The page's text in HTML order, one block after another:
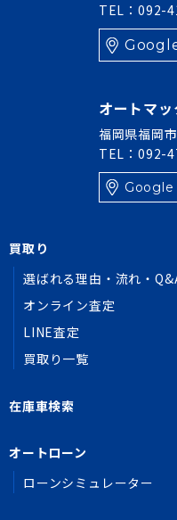
TEL：092-
オートマ
福岡県福岡
TEL：092-
Google
買取り
選ばれる理由・流れ・
オンライン査定
LINE査定
買取り一覧
在庫車検索
オートローン
ローンシミュレーター